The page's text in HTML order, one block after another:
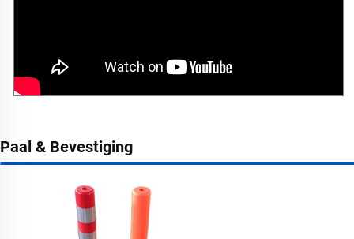
Paal & Bevestiging